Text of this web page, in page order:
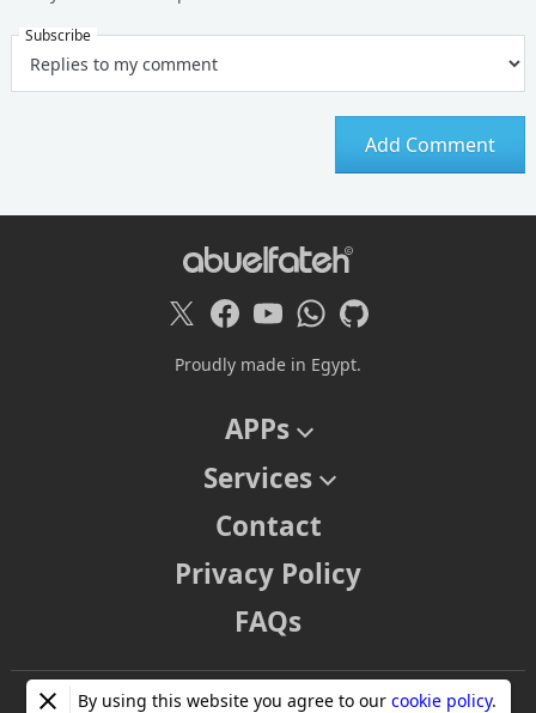
Subscribe
Proudly made in Egypt.
APPs
Services
Contact
Privacy Policy
FAQs
Copyright © 2026 abuelfateh All Rights Reserved.
By using this website you agree to our cookie policy.